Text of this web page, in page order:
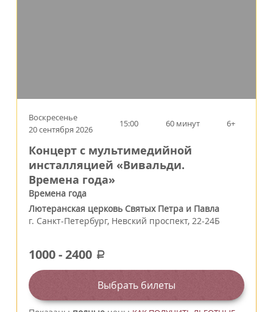
Воскресенье
20 сентября 2026
15:00 60 минут 6+
Концерт с мультимедийной
инсталляцией «Вивальди.
Времена года»
Времена года
Лютеранская церковь Святых Петра и Павла
г. Санкт-Петербург, Невский проспект, 22-24Б
1000-2400 a
Выбрать билеты